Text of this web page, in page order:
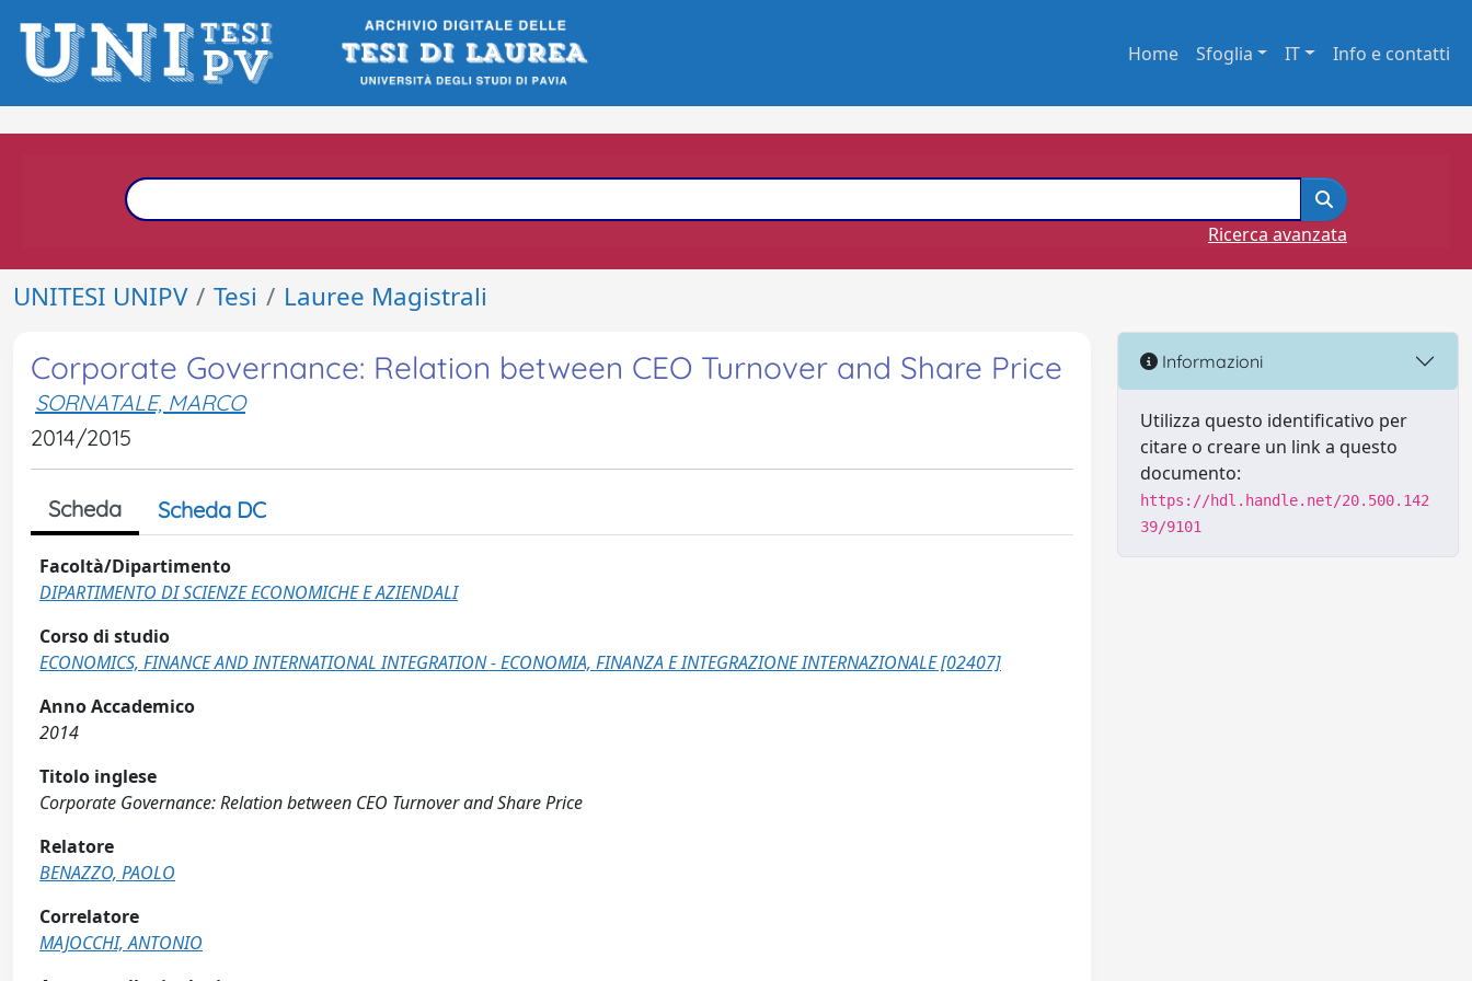
Home Sfoglia IT Info e contatti
Ricerca avanzata
UNITESI UNIPV Tesi Lauree Magistrali
Corporate Governance: Relation between CEO Turnover and Share Price
SORNATALE, MARCO
2014/2015
Scheda Scheda DC
Facoltà/Dipartimento
DIPARTIMENTO DI SCIENZE ECONOMICHE E AZIENDALI
Corso di studio
ECONOMICS, FINANCE AND INTERNATIONAL INTEGRATION - ECONOMIA, FINANZA E INTEGRAZIONE INTERNAZIONALE [02407]
Anno Accademico
2014
Titolo inglese
Corporate Governance: Relation between CEO Turnover and Share Price
Relatore
BENAZZO, PAOLO
Correlatore
MAJOCCHI, ANTONIO
Informazioni
Utilizza questo identificativo per
citare o creare un link a questo
documento:
https://hdl.handle.net/20.500.142
39/9101